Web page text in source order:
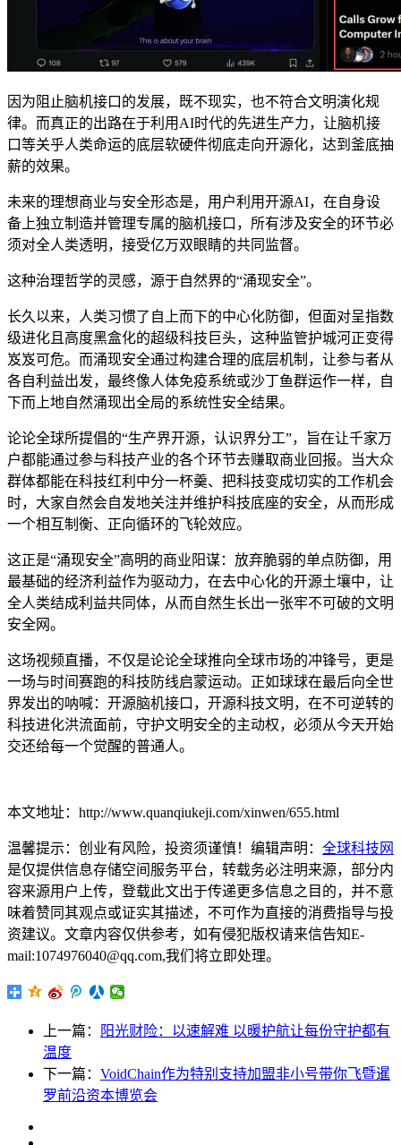
因为阻止脑机接口的发展，既不现实，也不符合文明演化规
律。而真正的出路在于利用AI时代的先进生产力，让脑机接
口等关乎人类命运的底层软硬件彻底走向开源化，达到釜底抽
薪的效果。
未来的理想商业与安全形态是，用户利用开源AI，在自身设
备上独立制造并管理专属的脑机接口，所有涉及安全的环节必
须对全人类透明，接受亿万双眼睛的共同监督。
这种治理哲学的灵感，源于自然界的“涌现安全”。
长久以来，人类习惯了自上而下的中心化防御，但面对呈指数
级进化且高度黑盒化的超级科技巨头，这种监管护城河正变得
岌岌可危。而涌现安全通过构建合理的底层机制，让参与者从
各自利益出发，最终像人体免疫系统或沙丁鱼群运作一样，自
下而上地自然涌现出全局的系统性安全结果。
论论全球所提倡的“生产界开源，认识界分工”，旨在让千家万
户都能通过参与科技产业的各个环节去赚取商业回报。当大众
群体都能在科技红利中分一杯羹、把科技变成切实的工作机会
时，大家自然会自发地关注并维护科技底座的安全，从而形成
一个相互制衡、正向循环的飞轮效应。
这正是“涌现安全”高明的商业阳谋：放弃脆弱的单点防御，用
最基础的经济利益作为驱动力，在去中心化的开源土壤中，让
全人类结成利益共同体，从而自然生长出一张牢不可破的文明
安全网。
这场视频直播，不仅是论论全球推向全球市场的冲锋号，更是
一场与时间赛跑的科技防线启蒙运动。正如球球在最后向全世
界发出的呐喊：开源脑机接口，开源科技文明，在不可逆转的
科技进化洪流面前，守护文明安全的主动权，必须从今天开始
交还给每一个觉醒的普通人。
本文地址：http://www.quanqiukeji.com/xinwen/655.html
温馨提示：创业有风险，投资须谨慎！编辑声明： 全球科技网
是仅提供信息存储空间服务平台，转载务必注明来源，部分内
容来源用户上传，登载此文出于传递更多信息之目的，并不意
味着赞同其观点或证实其描述，不可作为直接的消费指导与投
资建议。文章内容仅供参考，如有侵犯版权请来信告知E-
mail:1074976040@qq.com,我们将立即处理。
上一篇：
阳光财险：以速解难 以暖护航让每份守护都有
温度
下一篇： VoidChain作为特别支持加盟非小号带你飞暨暹
罗前沿资本博览会